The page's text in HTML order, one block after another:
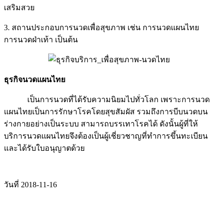
เสริมสวย
3. สถานประกอบการนวดเพื่อสุขภาพ เช่น การนวดแผนไทย
การนวดฝ่าเท้า เป็นต้น
ธุรกิจนวดแผนไทย
เป็นการนวดที่ได้รับความนิยมไปทั่วโลก เพราะการนวด
แผนไทยเป็นการรักษาโรคโดยสุขสัมผัส รวมถึงการบีบนวดบน
ร่างกายอย่างเป็นระบบ สามารถบรรเทาโรคได้ ดังนั้นผู้ที่ให้
บริการนวดแผนไทยจึงต้องเป็นผู้เชี่ยวชาญที่ทำการขึ้นทะเบียน
และได้รับใบอนุญาตด้วย
วันที่ 2018-11-16